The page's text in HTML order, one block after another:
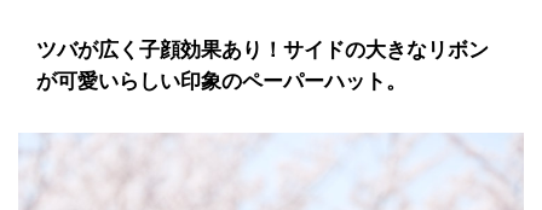
ツバが広く子顔効果あり！サイドの大きなリボン
が可愛いらしい印象のペーパーハット。